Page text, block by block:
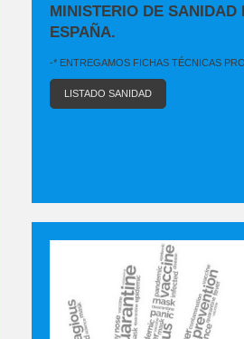
MINISTERIO DE SANIDAD
ESPAÑA.
-* ENTREGAMOS FICHAS TÉCNICAS
LISTADO SANIDAD